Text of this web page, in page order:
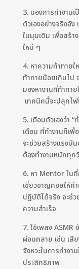
3. มองการทำงาน
ตัวเองอย่างจริงจั
ในมุมเดิม เพื่อสร้า
ใหม่ ๆ
4. หาความท้าทาย
ท้าทายน้อยเกินไป
มองหางานที่ท้าทา
เทคนิคนี้จะปลุกไฟ
5. เตือนตัวเองว่า
เดือน ที่ทำงานก็เ
จะช่วยสร้างแรงบั
ต้องทำงานหนักทุก
6. หา Mentor ใน
เชี่ยวชาญคอยให้ค
ปฏิบัติได้จริง จะช่
ความสำเร็จ
7. ใช้เพลง ASMR
ผ่อนคลาย เช่น เสี
จังหวะในการทำง
ประสิทธิภาพ